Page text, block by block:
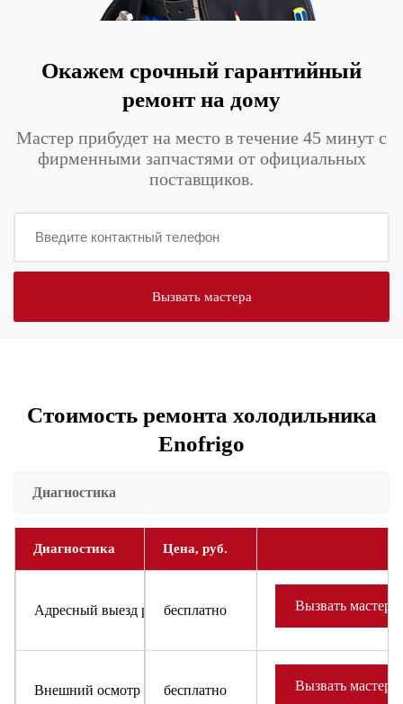
Окажем срочный гарантийный
ремонт на дому
Мастер прибудет на место в течение 45 минут с
фирменными запчастями от официальных
поставщиков.
Стоимость ремонта холодильника
Enofrigo
Диагностика
Цена, руб.
бесплатно Вызвать мастера
бесплатно Вызвать мастера
Диагностика
Адресный выезд районного мастера и доставка запчастей
Внешний осмотр холодильника или холодильного